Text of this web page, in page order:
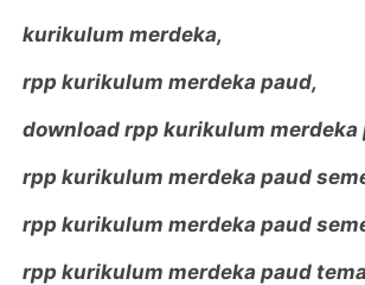
kurikulum merdeka,
rpp kurikulum merdeka paud,
download rpp kurikulum merdeka
rpp kurikulum merdeka paud
rpp kurikulum merdeka paud
rpp kurikulum merdeka paud